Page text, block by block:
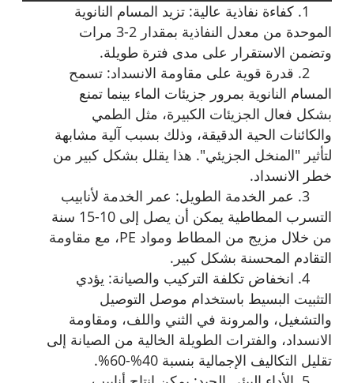
1. كفاءة نفاذية عالية: تزيد المسام النانوية
الموحدة من معدل النفاذية بمقدار 2-3 مرات
وتضمن الاستقرار على مدى فترة طويلة.
2. قدرة قوية على مقاومة الانسداد: تسمح
المسام النانوية بمرور جزيئات الماء بينما تمنع
بشكل فعال الجزيئات الكبيرة، مثل الطمي
والكائنات الحية الدقيقة، وذلك بسبب آلية مشابهة
لتأثير "المنخل الجزيئي". هذا يقلل بشكل كبير من
خطر الانسداد.
3. عمر الخدمة الطويل: عمر الخدمة لأنابيب
التسرب المطاطية يمكن أن يصل إلى 10-15 سنة
من خلال مزيج من المطاط ومواد PE، مع مقاومة
التقادم المحسنة بشكل كبير.
4. انخفاض تكلفة التركيب والصيانة: يؤدي
التثبيت البسيط باستخدام موصل التوصيل
والتشغيل، والمرونة في الثني واللف، ومقاومة
الانسداد، والفترات الطويلة الخالية من الصيانة إلى
تقليل التكاليف الإجمالية بنسبة 40%-60%.